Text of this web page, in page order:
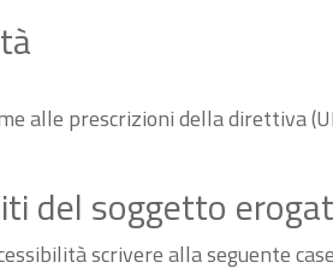
alle prescrizioni della direttiva
del soggetto
scrivere alla seguente